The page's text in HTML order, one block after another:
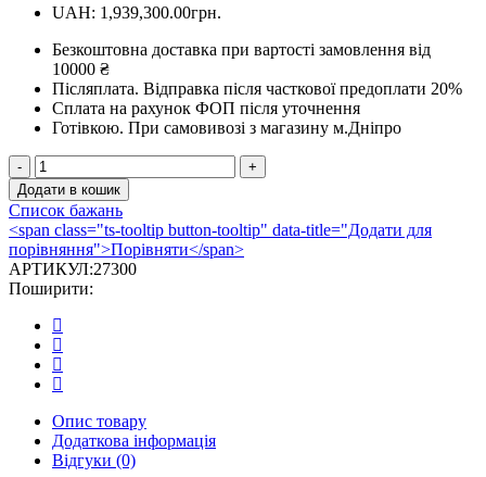
UAH: 1,939,300.00грн.
Безкоштовна доставка при вартості замовлення від
10000 ₴
Післяплата. Відправка після часткової предоплати 20%
Сплата на рахунок ФОП після уточнення
Готівкою. При самовивозі з магазину м.Дніпро
КАМІНОМПЛЕКТ
ARTIFLAME
LESTER
AF28
БІЛИЙ
Б'ЯНКО
кількість
Додати в кошик
Список бажань
<span class="ts-tooltip button-tooltip" data-title="Додати для
порівняння">Порівняти</span>
АРТИКУЛ:27300
Поширити:
Опис товару
Додаткова інформація
Відгуки (0)